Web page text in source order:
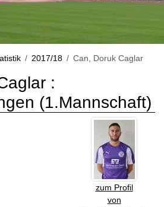
2017/18 Can, Doruk Caglar
:
(1.Mannschaft)
zum Profil
von